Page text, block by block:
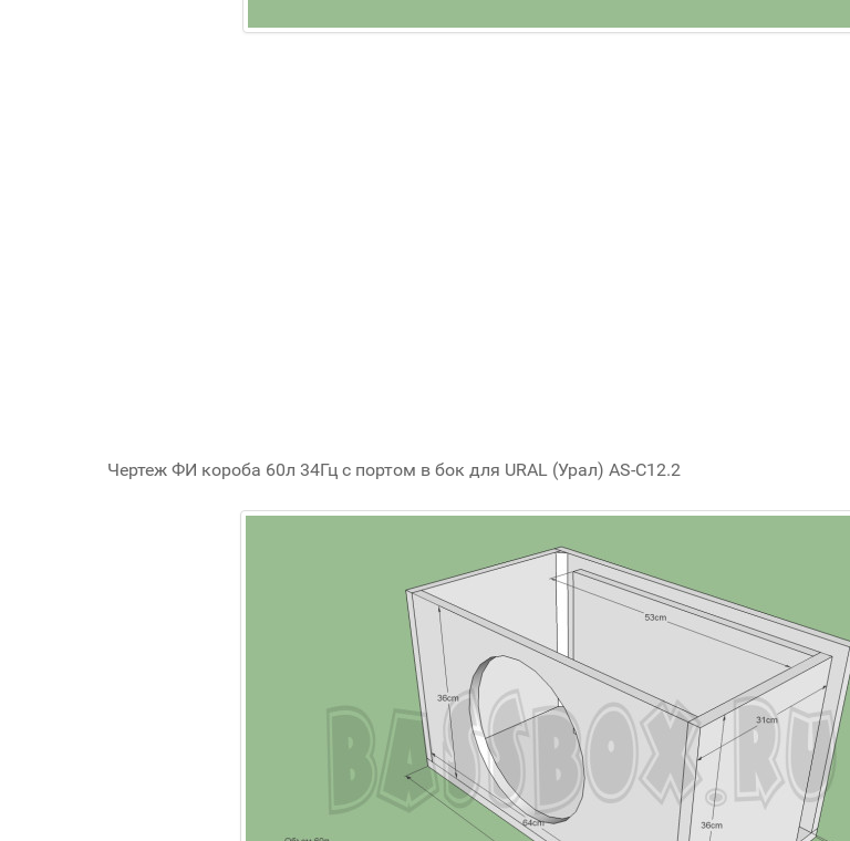
Чертеж ФИ короба 60л 34Гц c портом в бок для URAL (Урал) AS-C12.2